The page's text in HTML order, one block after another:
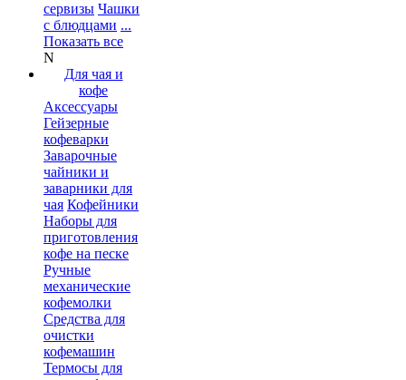
сервизы Чашки
с блюдцами ...
Показать все
N
Для чая и
кофе
Аксессуары
Гейзерные
кофеварки
Заварочные
чайники и
заварники для
чая Кофейники
Наборы для
приготовления
кофе на песке
Ручные
механические
кофемолки
Средства для
очистки
кофемашин
Термосы для